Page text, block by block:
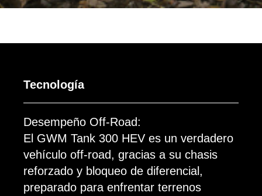
Tecnología
Desempeño Off-Road:
El GWM Tank 300 HEV es un verdadero
vehículo off-road, gracias a su chasis
reforzado y bloqueo de diferencial,
preparado para enfrentar terrenos